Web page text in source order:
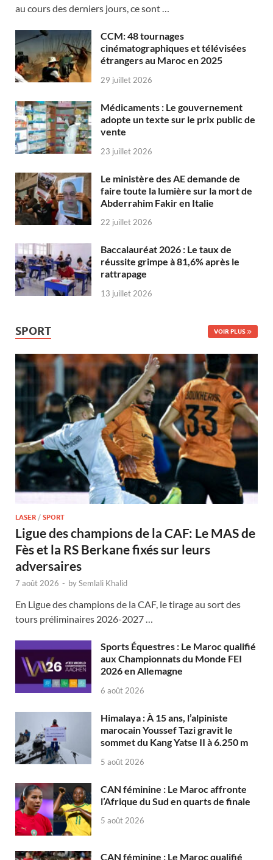
au cours des derniers jours, ce sont …
CCM: 48 tournages
cinématographiques et télévisées
étrangers au Maroc en 2025
29 juillet 2026
Médicaments : Le gouvernement
adopte un texte sur le prix public de
vente
23 juillet 2026
Le ministère des AE demande de
faire toute la lumière sur la mort de
Abderrahim Fakir en Italie
22 juillet 2026
Baccalauréat 2026 : Le taux de
réussite grimpe à 81,6% après le
rattrapage
13 juillet 2026
SPORT VOIR PLUS
LASER / SPORT
Ligue des champions de la CAF: Le MAS de
Fès et la RS Berkane fixés sur leurs
adversaires
7 août 2026 - bySemlali Khalid
En Ligue des champions de la CAF, le tirage au sort des
tours préliminaires 2026-2027 …
Sports Équestres : Le Maroc qualifié
aux Championnats du Monde FEI
2026 en Allemagne
6 août 2026
Himalaya : À 15 ans, l’alpiniste
marocain Youssef Tazi gravit le
sommet du Kang Yatse II à 6.250 m
5 août 2026
CAN féminine : Le Maroc affronte
l’Afrique du Sud en quarts de finale
5 août 2026
CAN féminine : Le Maroc qualifié